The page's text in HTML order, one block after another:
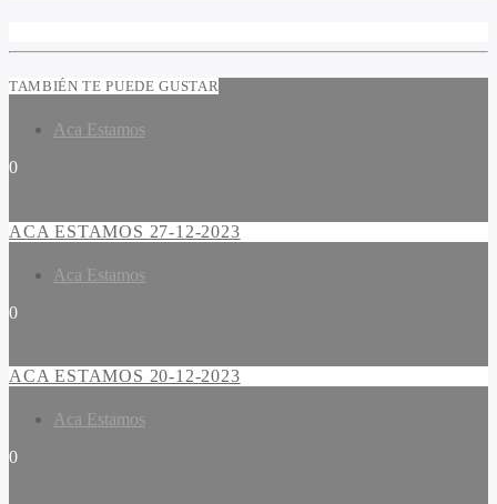
TAMBIÉN TE PUEDE GUSTAR
Aca Estamos
0
ACA ESTAMOS 27-12-2023
Aca Estamos
0
ACA ESTAMOS 20-12-2023
Aca Estamos
0